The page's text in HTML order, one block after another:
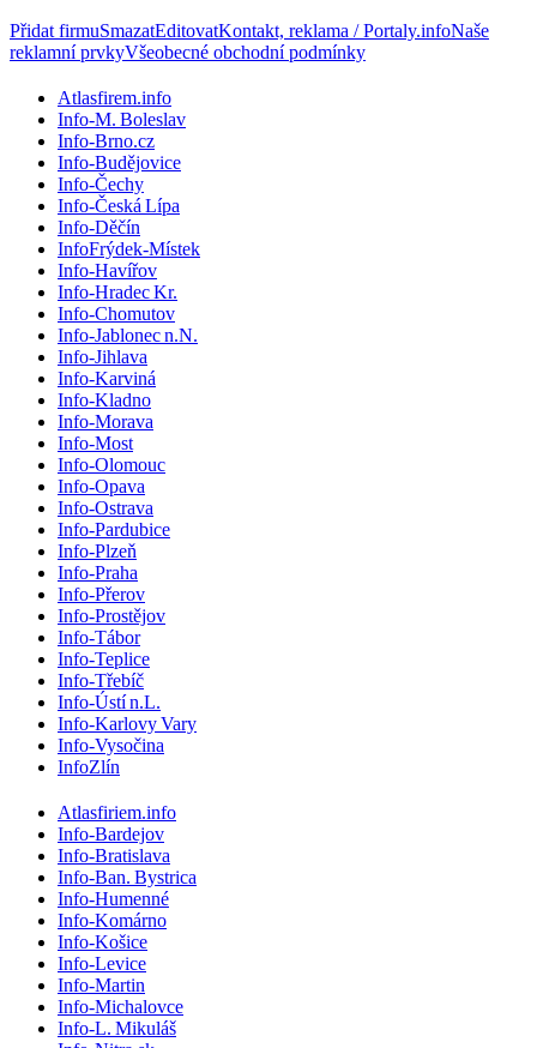
Přidat firmuSmazatEditovatKontakt, reklama / Portaly.infoNaše
reklamní prvkyVšeobecné obchodní podmínky
Atlasfirem.info
Info-M. Boleslav
Info-Brno.cz
Info-Budějovice
Info-Čechy
Info-Česká Lípa
Info-Děčín
InfoFrýdek-Místek
Info-Havířov
Info-Hradec Kr.
Info-Chomutov
Info-Jablonec n.N.
Info-Jihlava
Info-Karviná
Info-Kladno
Info-Morava
Info-Most
Info-Olomouc
Info-Opava
Info-Ostrava
Info-Pardubice
Info-Plzeň
Info-Praha
Info-Přerov
Info-Prostějov
Info-Tábor
Info-Teplice
Info-Třebíč
Info-Ústí n.L.
Info-Karlovy Vary
Info-Vysočina
InfoZlín
Atlasfiriem.info
Info-Bardejov
Info-Bratislava
Info-Ban. Bystrica
Info-Humenné
Info-Komárno
Info-Košice
Info-Levice
Info-Martin
Info-Michalovce
Info-L. Mikuláš